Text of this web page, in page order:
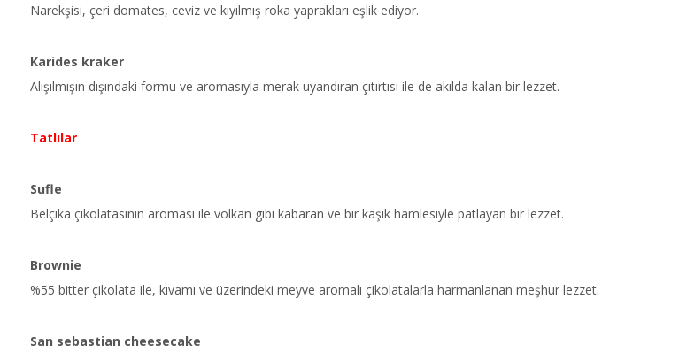
Narekşisi, çeri domates, ceviz ve kıyılmış roka yaprakları eşlik ediyor.
Karides kraker
Alışılmışın dışındaki formu ve aromasıyla merak uyandıran çıtırtısı ile de akılda kalan bir lezzet.
Tatlılar
Sufle
Belçika çikolatasının aroması ile volkan gibi kabaran ve bir kaşık hamlesiyle patlayan bir lezzet.
Brownie
%55 bitter çikolata ile, kıvamı ve üzerindeki meyve aromalı çikolatalarla harmanlanan meşhur lezzet.
San sebastian cheesecake